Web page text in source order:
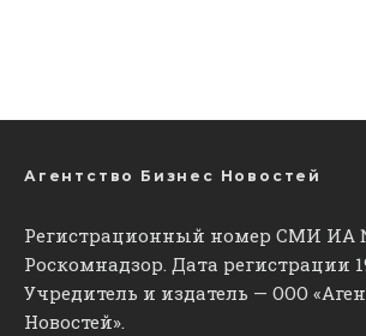
Агентство Бизнес Новостей
Регистрационный номер СМИ ИА
Роскомнадзор. Дата регистрации
Учредитель и издатель — ООО
Новостей».